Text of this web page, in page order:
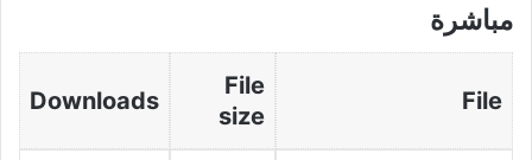
مباشرة
File
File
size
Downloads